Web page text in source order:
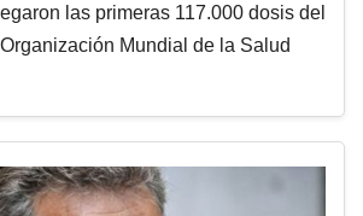
las primeras 117.000 dosis del
Mundial de la Salud